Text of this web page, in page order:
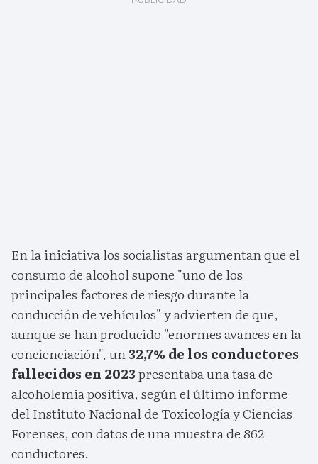
En la iniciativa los socialistas argumentan que el
consumo de alcohol supone "uno de los
principales factores de riesgo durante la
conducción de vehículos" y advierten de que,
aunque se han producido "enormes avances en la
concienciación", un32,7% de los conductores
fallecidos en 2023presentaba una tasa de
alcoholemia positiva, según el último informe
del Instituto Nacional de Toxicología y Ciencias
Forenses, con datos de una muestra de 862
conductores.